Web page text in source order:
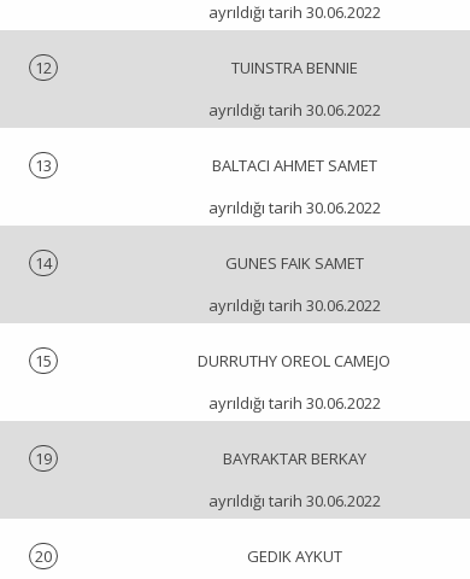
ayrıldığı tarih 30.06.2022
12
TUINSTRA BENNIE
ayrıldığı tarih 30.06.2022
13
BALTACI AHMET SAMET
ayrıldığı tarih 30.06.2022
14
GUNES FAIK SAMET
ayrıldığı tarih 30.06.2022
15
DURRUTHY OREOL CAMEJO
ayrıldığı tarih 30.06.2022
19
BAYRAKTAR BERKAY
ayrıldığı tarih 30.06.2022
20
GEDIK AYKUT